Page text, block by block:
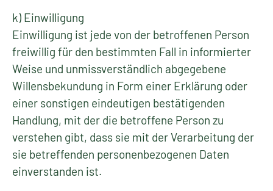
k) Einwilligung
Einwilligung ist jede von der betroffenen Person
freiwillig für den bestimmten Fall in informierter
Weise und unmissverständlich abgegebene
Willensbekundung in Form einer Erklärung oder
einer sonstigen eindeutigen bestätigenden
Handlung, mit der die betroffene Person zu
verstehen gibt, dass sie mit der Verarbeitung der
sie betreffenden personenbezogenen Daten
einverstanden ist.